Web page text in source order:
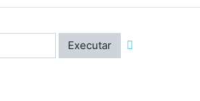
Executar